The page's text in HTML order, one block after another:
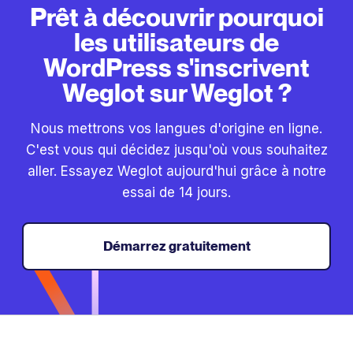
Prêt à découvrir pourquoi
les utilisateurs de
WordPress s'inscrivent
Weglot sur Weglot ?
Nous mettrons vos langues d'origine en ligne.
C'est vous qui décidez jusqu'où vous souhaitez
aller. Essayez Weglot aujourd'hui grâce à notre
essai de 14 jours.
Démarrez gratuitement